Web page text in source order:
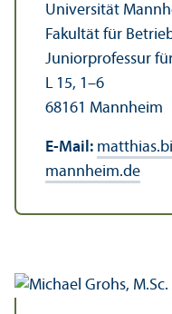
Universität
Fakultät für
Junior­professur
L 15, 1–6
68161 Mannheim
E-Mail:
mannheim.de